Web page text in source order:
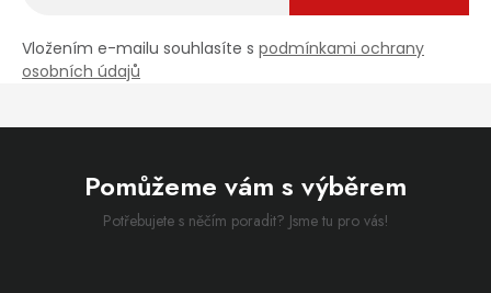
Vložením e-mailu souhlasíte s podmínkami ochrany
osobních údajů
Pomůžeme vám s výběrem
Potřebujete s něčím poradit? Jsme tu pro vás!